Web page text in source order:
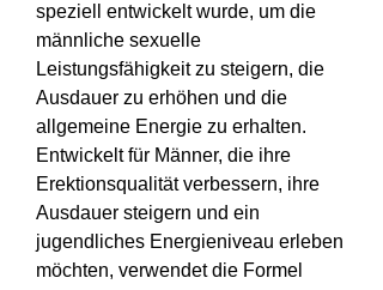
speziell entwickelt wurde, um die
männliche sexuelle
Leistungsfähigkeit zu steigern, die
Ausdauer zu erhöhen und die
allgemeine Energie zu erhalten.
Entwickelt für Männer, die ihre
Erektionsqualität verbessern, ihre
Ausdauer steigern und ein
jugendliches Energieniveau erleben
möchten, verwendet die Formel